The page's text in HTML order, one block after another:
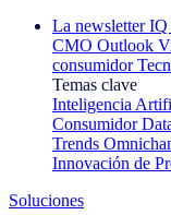
La newsletter IQ
CMO Outlook
consumidor
Temas clave
Inteligencia
Consumidor
Trends
Innovación de
Soluciones